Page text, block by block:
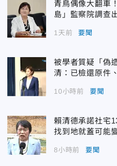
青鳥偶像大翻車
島」監察院調查
1天前 要聞
被學者質疑「偽
清：已檢還原件
10小時前 要聞
賴清德承諾社宅
找到地就蓋可能
8小時前 要聞